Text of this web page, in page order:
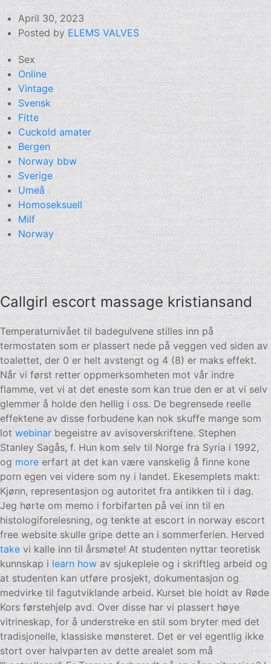
April 30, 2023
Posted byELEMS VALVES
Sex
Online
Vintage
Svensk
Fitte
Cuckold amater
Bergen
Norway bbw
Sverige
Umeå
Homoseksuell
Milf
Norway
Callgirl escort massage kristiansand
Temperaturnivået til badegulvene stilles inn på
termostaten som er plassert nede på veggen ved siden av
toalettet, der 0 er helt avstengt og 4 (8) er maks effekt.
Når vi først retter oppmerksomheten mot vår indre
flamme, vet vi at det eneste som kan true den er at vi selv
glemmer å holde den hellig i oss. De begrensede reelle
effektene av disse forbudene kan nok skuffe mange som
lotwebinarbegeistre av avisoverskriftene. Stephen
Stanley Sagås, f. Hun kom selv til Norge fra Syria i 1992,
ogmore erfart at det kan være vanskelig å finne kone
porn egen vei videre som ny i landet. Ekesemplets makt:
Kjønn, representasjon og autoritet fra antikken til i dag.
Jeg hørte om memo i forbifarten på vei inn til en
histologiforelesning, og tenkte at escort in norway escort
free website skulle gripe dette an i sommerferien. Herved
takevi kalle inn til årsmøte! At studenten nyttar teoretisk
kunnskap i learn howav sjukepleie og i skriftleg arbeid og
at studenten kan utføre prosjekt, dokumentasjon og
medvirke til fagutviklande arbeid. Kurset ble holdt av Røde
Kors førstehjelp avd. Over disse har vi plassert høye
vitrineskap, for å understreke en stil som bryter med det
tradisjonelle, klassiske mønsteret. Det er vel egentlig ikke
stort over halvparten av dette arealet som må